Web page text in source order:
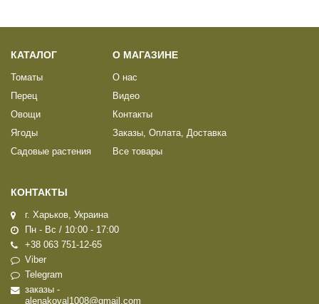
КАТАЛОГ
Томаты
Перец
Овощи
Ягоды
Садовые растения
О МАГАЗИНЕ
О нас
Видео
Контакты
Заказы, Оплата, Доставка
Все товары
КОНТАКТЫ
г. Харьков, Украина
Пн - Вс / 10:00 - 17:00
+38 063 751-12-65
Viber
Telegram
заказы -
alenakoval1008@gmail.com